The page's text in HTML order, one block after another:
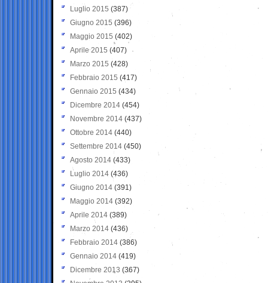
Luglio 2015 (387)
Giugno 2015 (396)
Maggio 2015 (402)
Aprile 2015 (407)
Marzo 2015 (428)
Febbraio 2015 (417)
Gennaio 2015 (434)
Dicembre 2014 (454)
Novembre 2014 (437)
Ottobre 2014 (440)
Settembre 2014 (450)
Agosto 2014 (433)
Luglio 2014 (436)
Giugno 2014 (391)
Maggio 2014 (392)
Aprile 2014 (389)
Marzo 2014 (436)
Febbraio 2014 (386)
Gennaio 2014 (419)
Dicembre 2013 (367)